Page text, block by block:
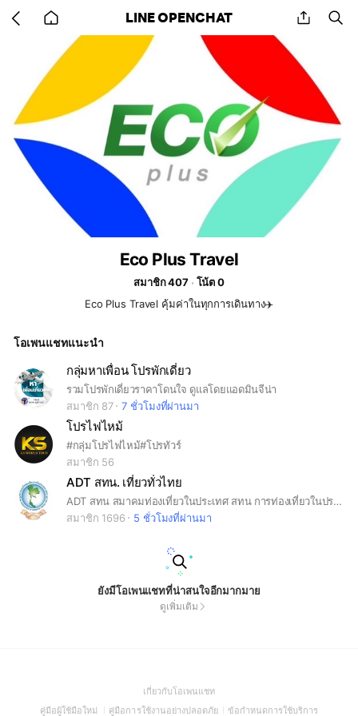
back
home
LINE OPENCHAT share
Eco Plus Travel
สมาชิก 407
โน้ต 0
Eco Plus Travel คุ้มค่าในทุกการเดินทาง✈️
โอเพนแชทแนะนำ
กลุ่มหาเพื่อน โปรพักเดี่ยว
รวมโปรพักเดี่ยวราคาโดนใจ ดูแลโดยแอดมินจีน่า
สมาชิก 87
7 ชั่วโมงที่ผ่านมา
โปรไฟไหม้
#กลุ่มโปรไฟไหม้#โปรทัวร์
สมาชิก 56
ADT สทน. เที่ยวทั่วไทย
ADT สทน สมาคมท่องเที่ยวในประเทศ สทน การท่องเที่ยวในประเทศ เที่ยวทัวร์ domestictravel #adt
สมาชิก 1696
5 ชั่วโมงที่ผ่านมา
ยังมีโอเพนแชทที่น่าสนใจอีกมากมาย
ดูเพิ่มเติม
เกี่ยวกับโอเพนแชท(Open
in
คู่มือผู้ใช้มือใหม่ (Open
คู่มือการใช้งานอย่างปลอดภัย(Open
ข้อกำหนดการใช้บริการ(Open